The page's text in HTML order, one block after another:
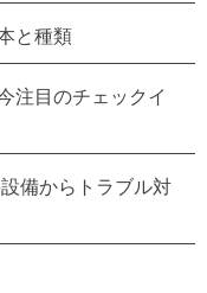
と種類
注目のチェックイ
備からトラブル対